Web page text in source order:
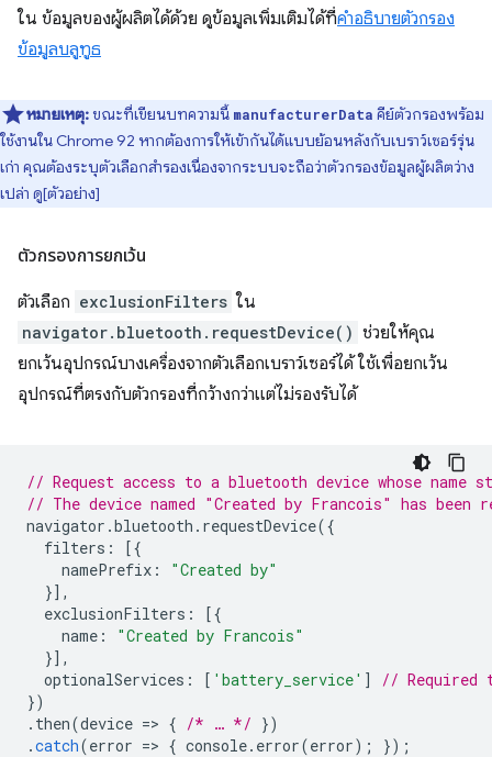
ใน ข้อมูลของผู้ผลิตได้ด้วย ดูข้อมูลเพิ่มเติมได้ที่คำอธิบายตัวกรอง
ข้อมูลบลูทูธ
หมายเหตุ: ขณะที่เขียนบทความนี้ manufacturerData คีย์ตัวกรองพร้อม
ใช้งานใน Chrome 92 หากต้องการให้เข้ากันได้แบบย้อนหลังกับเบราว์เซอร์รุ่น
เก่า คุณต้องระบุตัวเลือกสำรองเนื่องจากระบบจะถือว่าตัวกรองข้อมูลผู้ผลิตว่าง
เปล่า ดู[ตัวอย่าง]
ตัวกรองการยกเว้น
ตัวเลือก exclusionFilters ใน
navigator.bluetooth.requestDevice() ช่วยให้คุณ
ยกเว้นอุปกรณ์บางเครื่องจากตัวเลือกเบราว์เซอร์ได้ ใช้เพื่อยกเว้น
อุปกรณ์ที่ตรงกับตัวกรองที่กว้างกว่าแต่ไม่รองรับได้
// Request access to a bluetooth device whose
// The device named "Created by Francois" has been
navigator .bluetooth . requestDevice({
filters :
[{
namePrefix :
"Created by"
}],
exclusionFilters :
[{
name :
"Created by Francois"
}],
optionalServices : [ 'battery_service' ]
// Required
})
. then(device => { /* … */ })
.catch(error => { console. error(error); });